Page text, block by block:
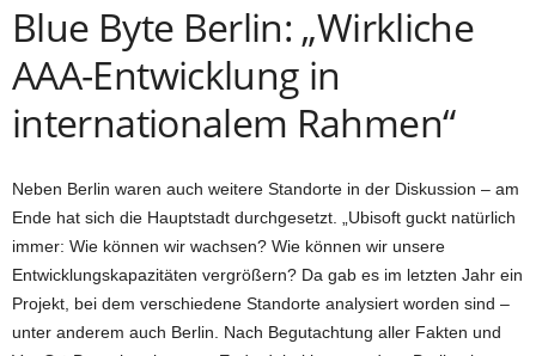
Blue Byte Berlin: „Wirkliche
AAA-Entwicklung in
internationalem Rahmen“
Neben Berlin waren auch weitere Standorte in der Diskussion – am
Ende hat sich die Hauptstadt durchgesetzt. „Ubisoft guckt natürlich
immer: Wie können wir wachsen? Wie können wir unsere
Entwicklungskapazitäten vergrößern? Da gab es im letzten Jahr ein
Projekt, bei dem verschiedene Standorte analysiert worden sind –
unter anderem auch Berlin. Nach Begutachtung aller Fakten und